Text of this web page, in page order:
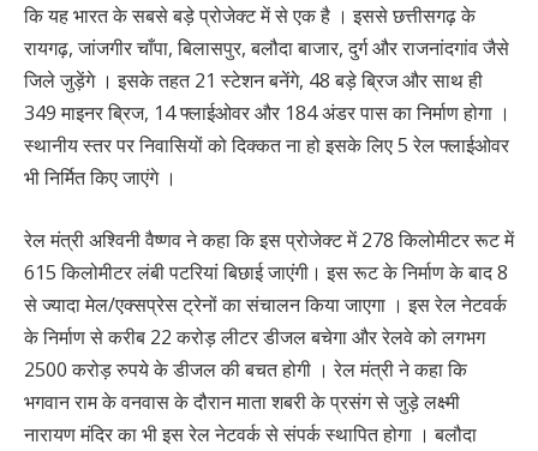
कि यह भारत के सबसे बड़े प्रोजेक्ट में से एक है । इससे छत्तीसगढ़ के
रायगढ़, जांजगीर चाँपा, बिलासपुर, बलौदा बाजार, दुर्ग और राजनांदगांव जैसे
जिले जुड़ेंगे । इसके तहत 21 स्टेशन बनेंगे, 48 बड़े ब्रिज और साथ ही
349 माइनर ब्रिज, 14 फ्लाईओवर और 184 अंडर पास का निर्माण होगा ।
स्थानीय स्तर पर निवासियों को दिक्कत ना हो इसके लिए 5 रेल फ्लाईओवर
भी निर्मित किए जाएंगे ।
रेल मंत्री अश्विनी वैष्णव ने कहा कि इस प्रोजेक्ट में 278 किलोमीटर रूट में
615 किलोमीटर लंबी पटरियां बिछाई जाएंगी। इस रूट के निर्माण के बाद 8
से ज्यादा मेल/एक्सप्रेस ट्रेनों का संचालन किया जाएगा । इस रेल नेटवर्क
के निर्माण से करीब 22 करोड़ लीटर डीजल बचेगा और रेलवे को लगभग
2500 करोड़ रुपये के डीजल की बचत होगी । रेल मंत्री ने कहा कि
भगवान राम के वनवास के दौरान माता शबरी के प्रसंग से जुड़े लक्ष्मी
नारायण मंदिर का भी इस रेल नेटवर्क से संपर्क स्थापित होगा । बलौदा